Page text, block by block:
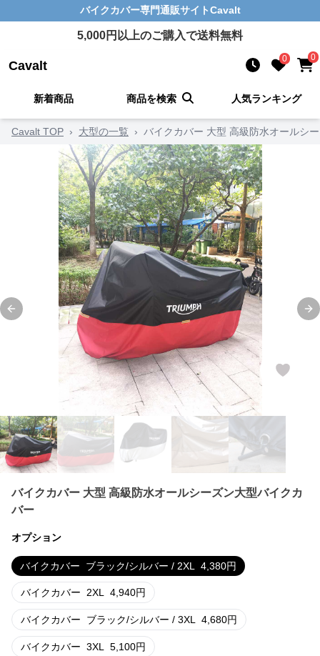
バイクカバー専門通販サイトCavalt
5,000円以上のご購入で送料無料
Cavalt 0 0
新着商品 商品を検索 人気ランキング
Cavalt TOP › 大型の一覧 › バイクカバー 大型 高級防水オールシ
Previous slide
バイクカバー 大型 高級防水オールシーズン大型バイクカ
バー
オプション
バイクカバー ブラック/シルバー / 2XL 4,380円
バイクカバー 2XL 4,940円
バイクカバー ブラック/シルバー / 3XL 4,680円
バイクカバー 3XL 5,100円